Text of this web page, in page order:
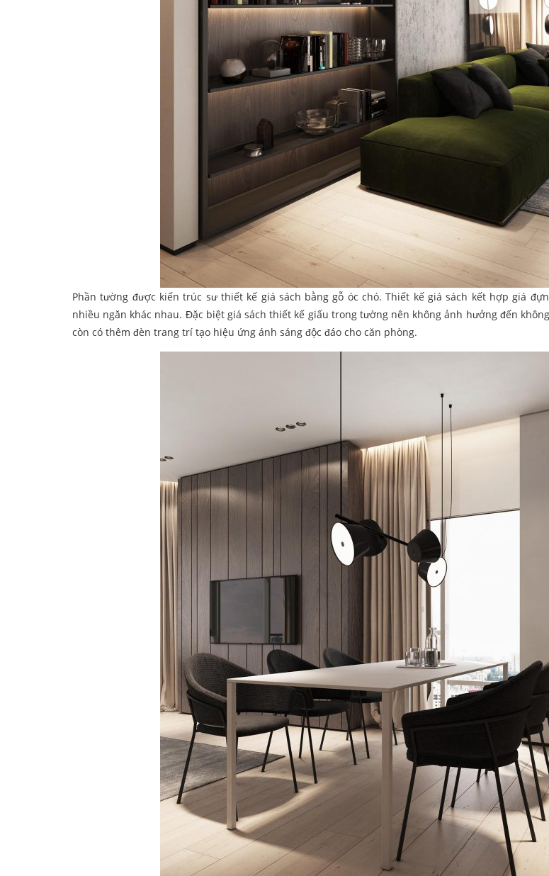
Phần tường được kiến trúc sư thiết kế giá sách bằng gỗ óc chó. Thiết kế giá sách kết hợp giá
nhiều ngăn khác nhau. Đặc biệt giá sách thiết kế giấu trong tường nên không ảnh hưởng đến
còn có thêm đèn trang trí tạo hiệu ứng ánh sáng độc đáo cho căn phòng.